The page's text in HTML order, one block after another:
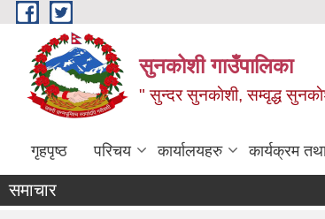
Skip to main content
सुनकोशी गाउँपालिका
" सुन्दर सुनकाेशी, सम्वृद्ध
गृहपृष्ठ परिचय कार्यालयहरु कार्यक्रम
समाचार